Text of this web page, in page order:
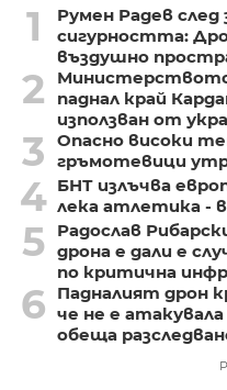
1
Румен Радев след
сигурността:
въздушно
2
паднал край
използван от
3
Опасно високи
гръмотевици
4 БНТ излъчва
лека атлетика -
5
Радослав
дрона е дали е
по критична
6
Падналият дрон
че не е
обеща